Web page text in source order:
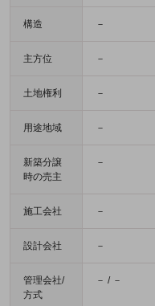
構造 －
主方位 －
土地権利 －
用途地域 －
新築分譲
時の売主
－
施工会社 －
設計会社 －
管理会社/
方式
－ / －